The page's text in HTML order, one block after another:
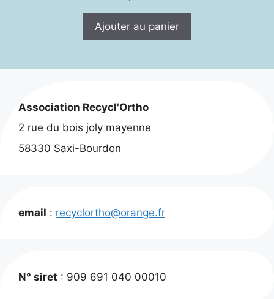
Ajouter au panier
Association Recycl'Ortho
2 rue du bois joly mayenne
58330 Saxi-Bourdon
email : recyclortho@orange.fr
N° siret : 909 691 040 00010